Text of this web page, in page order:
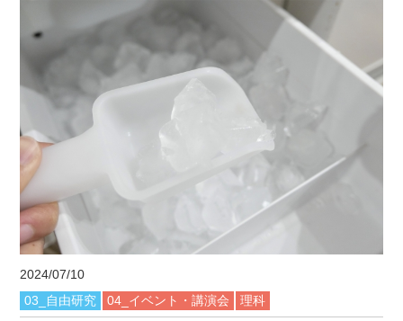
2024/07/10
03_自由研究
04_イベント・講演会 理科